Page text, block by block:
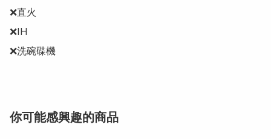
❌直火
❌IH
❌洗碗碟機
你可能感興趣的商品